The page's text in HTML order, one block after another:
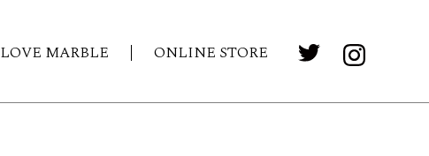
LOVE MARBLE ONLINE STORE